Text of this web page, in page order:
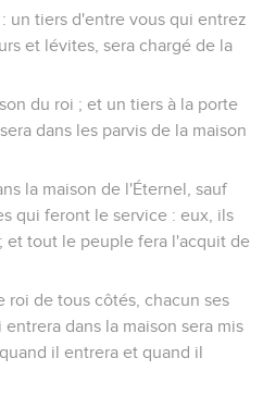
un tiers d'entre vous qui entrez
et lévites, sera chargé de la
du roi ; et un tiers à la porte
dans les parvis de la maison
la maison de l'Éternel, sauf
qui feront le service : eux, ils
et tout le peuple fera l'acquit de
roi de tous côtés, chacun ses
dans la maison sera mis
il entrera et quand il